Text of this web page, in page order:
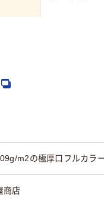
m2の極厚口フルカラー
商店